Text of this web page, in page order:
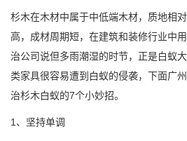
杉木在木材中属于中低端木材，质地相
高，成材周期短，在建筑和装修行业中用
治公司说但多雨潮湿的时节，正是白蚁
类家具很容易遭到白蚁的侵袭，下面广
治杉木白蚁的7个小妙招。
1、坚持单调